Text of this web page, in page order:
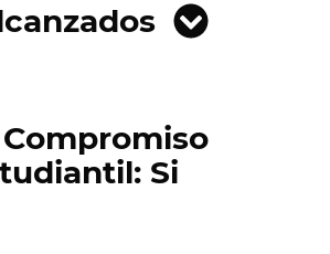
Si